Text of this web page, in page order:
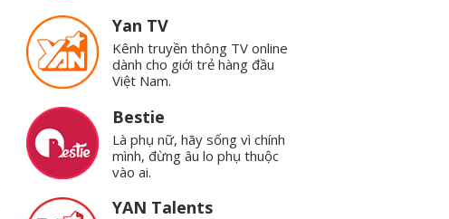
Yan TV
Kênh truyền thông TV online
dành cho giới trẻ hàng đầu
Việt Nam.
Bestie
Là phụ nữ, hãy sống vì chính
mình, đừng âu lo phụ thuộc
vào ai.
YAN Talents